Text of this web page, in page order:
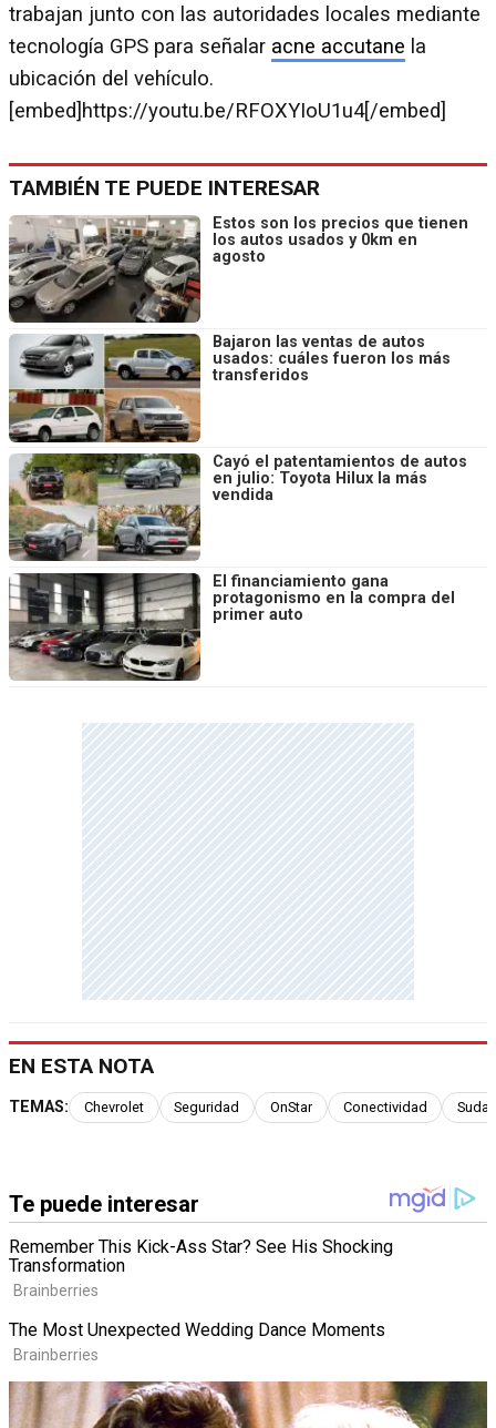
trabajan junto con las autoridades locales mediante
tecnología GPS para señalar acne accutane la
ubicación del vehículo.
[embed]https://youtu.be/RFOXYIoU1u4[/embed]
TAMBIÉN TE PUEDE INTERESAR
Estos son los precios que tienen
los autos usados y 0km en
agosto
Bajaron las ventas de autos
usados: cuáles fueron los más
transferidos
Cayó el patentamientos de autos
en julio: Toyota Hilux la más
vendida
El financiamiento gana
protagonismo en la compra del
primer auto
EN ESTA NOTA
TEMAS: Chevrolet Seguridad OnStar Conectividad